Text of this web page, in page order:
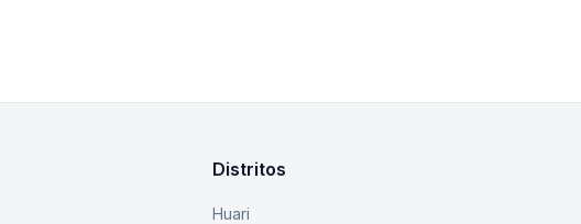
Distritos
Huari